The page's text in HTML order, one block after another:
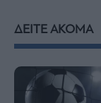
ΔΕΙΤΕ ΑΚΟΜΑ